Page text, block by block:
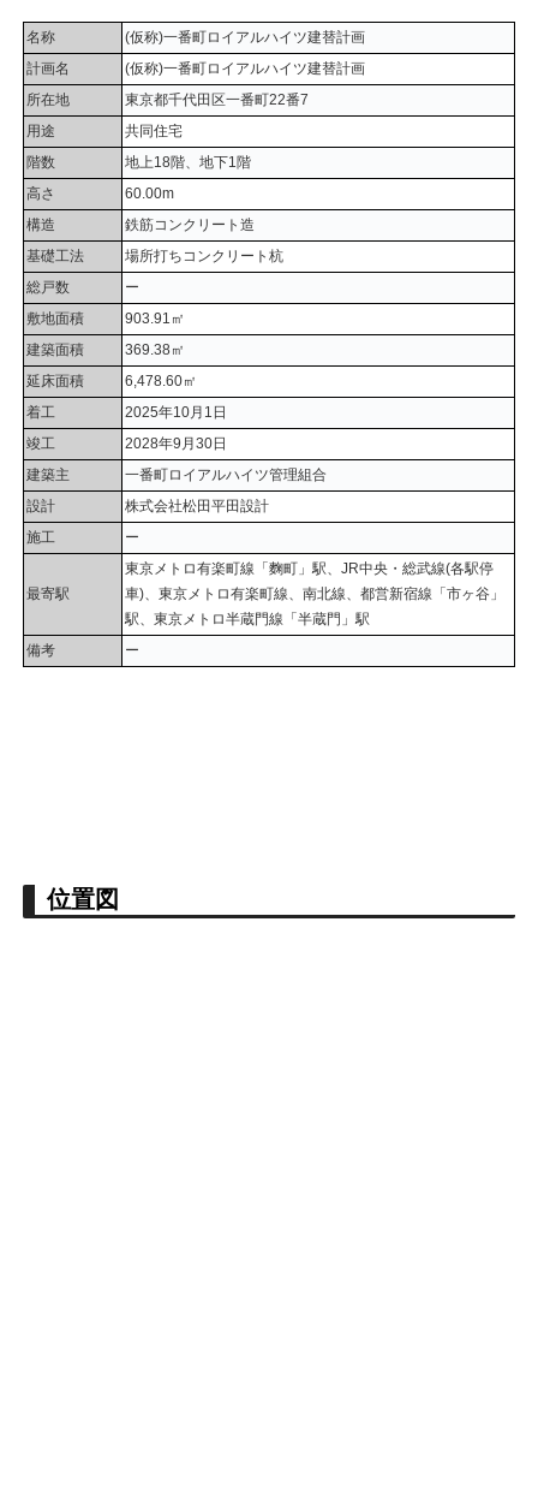
名称
(仮称)一番町ロイアルハイツ建替計画
計画名
(仮称)一番町ロイアルハイツ建替計画
所在地
東京都千代田区一番町22番7
用途
共同住宅
階数
地上18階、地下1階
高さ
60.00m
構造
鉄筋コンクリート造
基礎工法
場所打ちコンクリート杭
総戸数
ー
敷地面積
903.91㎡
建築面積
369.38㎡
延床面積
6,478.60㎡
着工
2025年10月1日
竣工
2028年9月30日
建築主
一番町ロイアルハイツ管理組合
設計
株式会社松田平田設計
施工
ー
最寄駅
東京メトロ有楽町線「麴町」駅、JR中央・総武線(各駅停
車)、東京メトロ有楽町線、南北線、都営新宿線「市ヶ谷」
駅、東京メトロ半蔵門線「半蔵門」駅
備考
ー
位置図